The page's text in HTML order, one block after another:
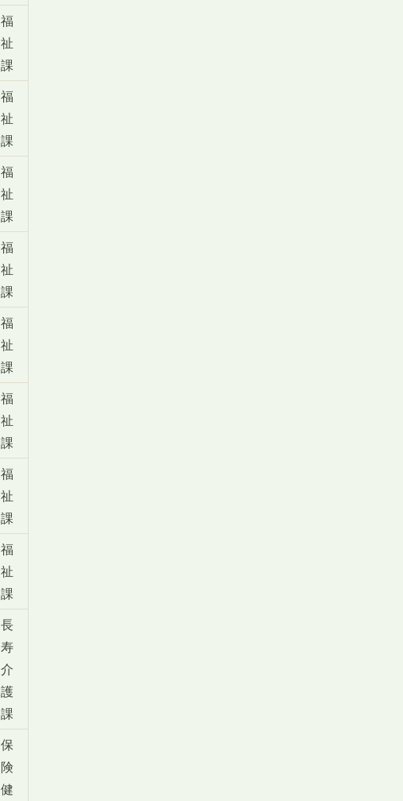
福
祉
課
福
祉
課
福
祉
課
福
祉
課
福
祉
課
福
祉
課
福
祉
課
福
祉
課
長
寿
介
護
課
保
険
健